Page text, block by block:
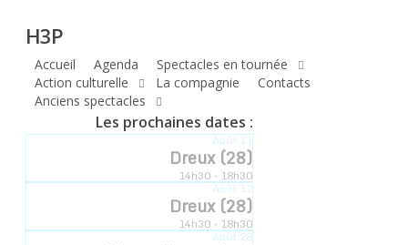
content
H3P
Compagnie
hyperbole
à trois poils
Compagnie Hyperbole à Trois Poils Retrouvez-
H3P
Accueil Agenda
Spectacles en tournée
Action culturelle
La compagnie
Contacts
Anciens spectacles
Les prochaines dates :
Août11
Dreux (28)
14h30 - 18h30
Août12
Dreux (28)
14h30 - 18h30
Août28